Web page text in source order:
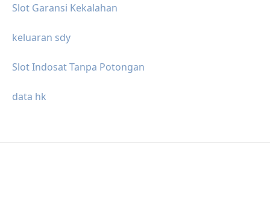
Slot Garansi Kekalahan
keluaran sdy
Slot Indosat Tanpa Potongan
data hk